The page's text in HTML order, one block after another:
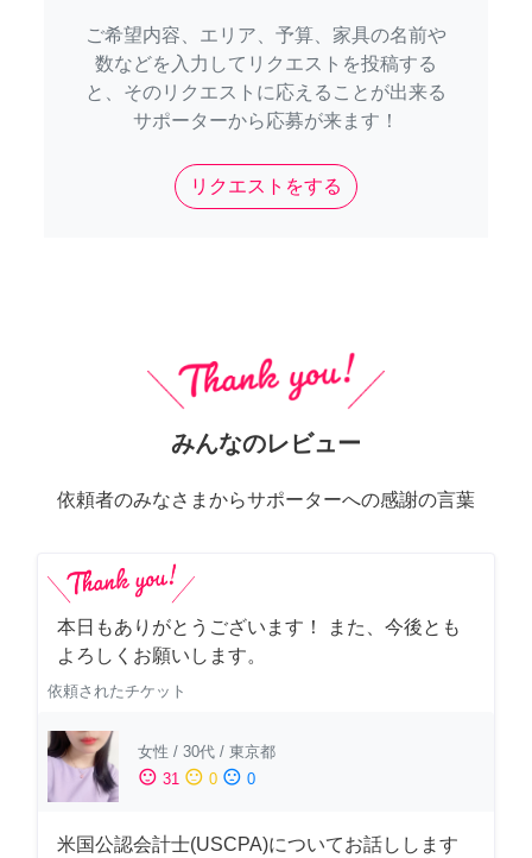
ご希望内容、エリア、予算、家具の名前や
数などを入力してリクエストを投稿する
と、そのリクエストに応えることが出来る
サポーターから応募が来ます！
リクエストをする
みんなのレビュー
依頼者のみなさまからサポーターへの感謝の言葉
本日もありがとうございます！ また、今後とも
よろしくお願いします。
依頼されたチケット
女性 / 30代 / 東京都
sentiment_satisfied 31 sentiment_neutral 0 sentiment_dissatisfied 0
米国公認会計士(USCPA)についてお話しします